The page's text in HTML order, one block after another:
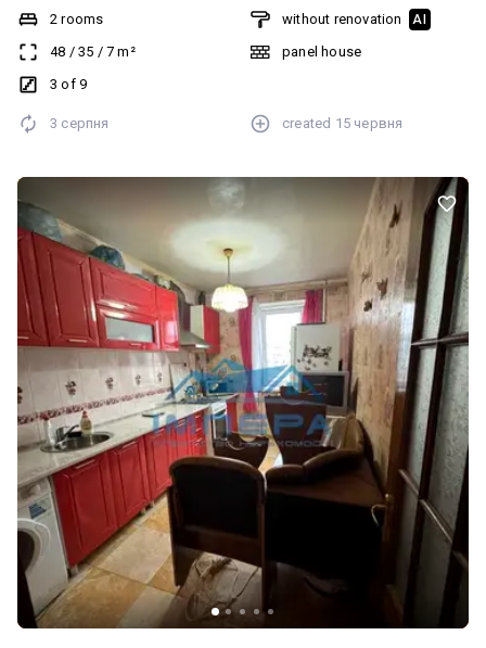
стелю та стіни ,замінені труби вікна та балкон . Квартира готова
2 rooms
48 / 35 / 7 m²
3 of 9
without renovation AI
panel house
3 серпня created 15 червня